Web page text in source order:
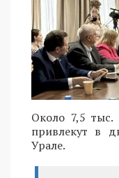
Около 7,5 тыс.
привлекут в
Урале.